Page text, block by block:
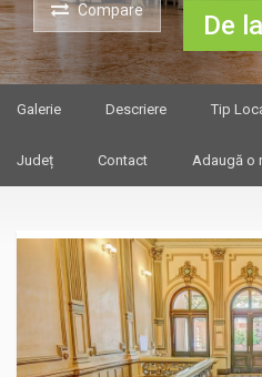
Compare De
Galerie Descriere Tip
Județ Contact Adaugă o